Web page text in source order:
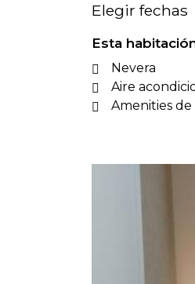
Elegir fechas
Esta
Nevera
Aire
Amenities de